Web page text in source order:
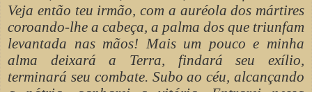
Veja então teu irmão, com a auréola dos mártires
coroando-lhe a cabeça, a palma dos que triunfam
levantada nas mãos! Mais um pouco e minha
alma deixará a Terra, findará seu exílio,
terminará seu combate. Subo ao céu, alcançando